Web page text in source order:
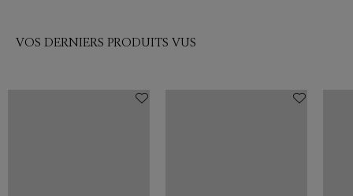
VOS DERNIERS PRODUITS VUS